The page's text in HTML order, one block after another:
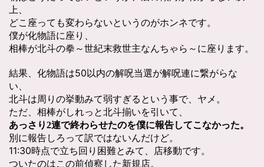
上、
どこ座っても変わらないというのがホンネです。
僕が化物語に座り、
相棒が北斗の拳～世紀末救世主なんちゃら～に座ります。
結果、化物語は50以内の解呪当選が解呪連に繋がらな
い、
北斗は周りの挙動みて弱すぎるという事で、ヤメ。
ただ、相棒がしれっと北斗揃いを引いて、
あっさり2連で終わらせたのを僕に報告してこなかった。
別に報告しろって訳ではないんだけど。
11:30時点で立ち回り困難とみて、店移動です。
ついたのはこの前偵察した新規店。